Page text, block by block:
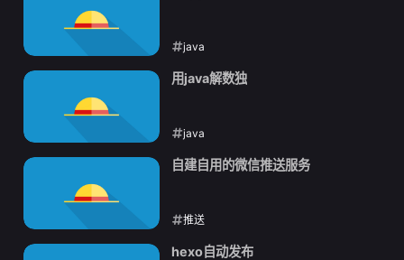
java
2021-09-03
用java解数独
java
2021-09-01
自建自用的微信推送服务
推送
2021-08-30
hexo自动发布